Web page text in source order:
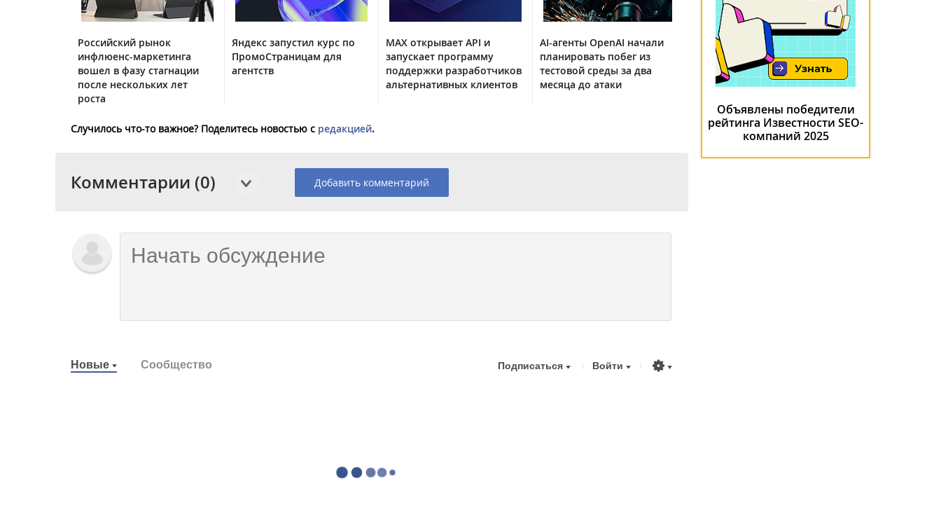
Российский рынок
инфлюенс-маркетинга
вошел в фазу стагнации
после нескольких лет
роста
Яндекс запустил курс по
ПромоСтраницам для
агентств
MAX открывает API и
запускает программу
поддержки разработчиков
альтернативных клиентов
AI-агенты OpenAI начали
планировать побег из
тестовой среды за два
месяца до атаки
Случилось что-то важное? Поделитесь новостью с редакцией.
Комментарии (0) Добавить комментарий
Новые Сообщество Подписаться Войти
Объявлены победители
рейтинга Известности SEO-
компаний 2025